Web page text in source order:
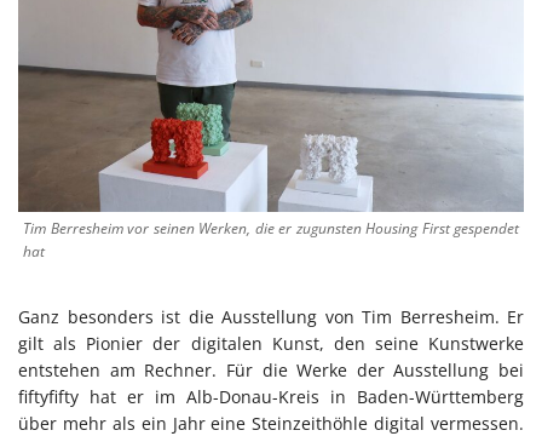
Tim Berresheim vor seinen Werken, die er zugunsten Housing First gespendet
hat
Ganz besonders ist die Ausstellung von Tim Berresheim. Er
gilt als Pionier der digitalen Kunst, den seine Kunstwerke
entstehen am Rechner. Für die Werke der Ausstellung bei
fiftyfifty hat er im Alb-Donau-Kreis in Baden-Württemberg
über mehr als ein Jahr eine Steinzeithöhle digital vermessen.